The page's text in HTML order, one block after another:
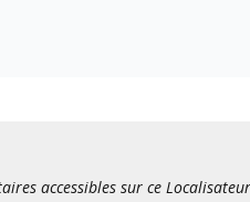
accessibles sur ce